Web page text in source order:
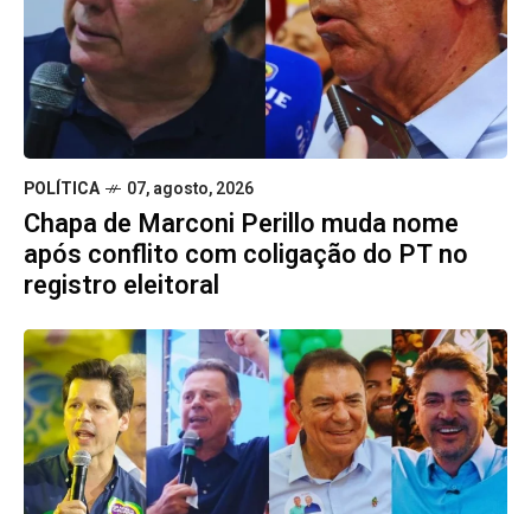
POLÍTICA 07, agosto, 2026
Chapa de Marconi Perillo muda nome
após conflito com coligação do PT no
registro eleitoral